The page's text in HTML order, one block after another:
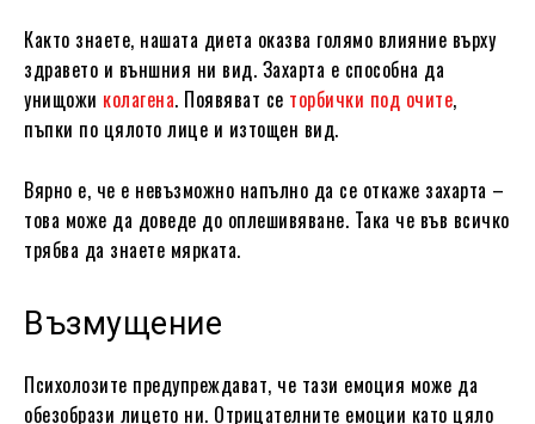
Както знаете, нашата диета оказва голямо влияние върху
здравето и външния ни вид. Захарта е способна да
унищожи колагена. Появяват се торбички под очите,
пъпки по цялото лице и изтощен вид.
Вярно е, че е невъзможно напълно да се откаже захарта –
това може да доведе до оплешивяване. Така че във всичко
трябва да знаете мярката.
Възмущение
Психолозите предупреждават, че тази емоция може да
обезобрази лицето ни. Отрицателните емоции като цяло